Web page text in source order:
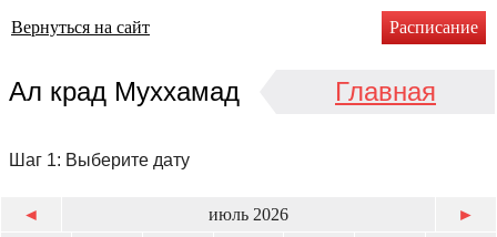
Вернуться на сайт Расписание
Ал крад Муххамад Главная
Шаг 1: Выберите дату
◄ июль 2026
►